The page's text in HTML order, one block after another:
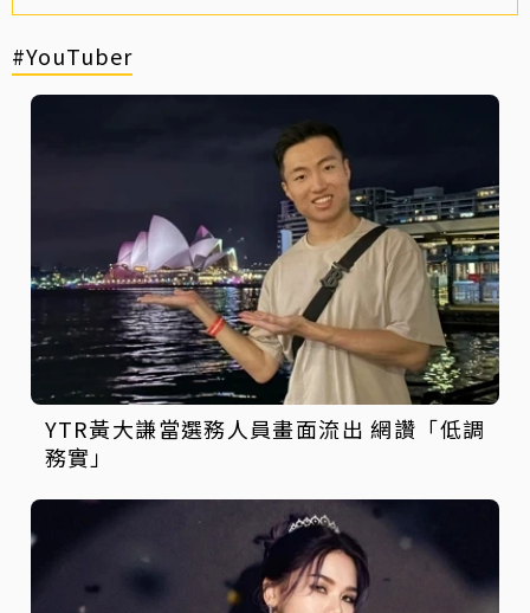
#YouTuber
YTR黃大謙當選務人員畫面流出 網讚「低調
務實」